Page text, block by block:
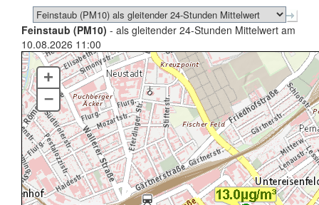
Feinstaub (PM10) - als gleitender 24-Stunden Mittelwert am
10.08.2026 11:00
+
–